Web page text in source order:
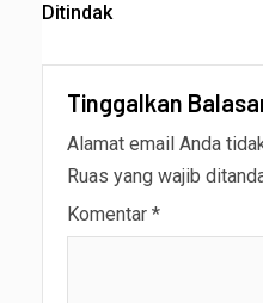
Ditindak
Tinggalkan
Alamat email Anda
Ruas yang wajib
Komentar *